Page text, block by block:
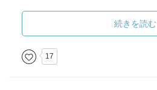
の物自身が違うわけはない、しか
のである、しかし、固定しなけれ
した上で、知識は感覚とは別の
故・プロタゴラスが地面から首だ
続きを読む
17